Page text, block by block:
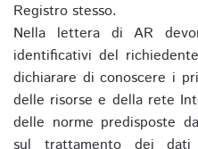
Registro stesso.
Nella lettera di AR
identificativi del
dichiarare di conoscere i
delle risorse e della rete
delle norme predisposte